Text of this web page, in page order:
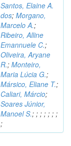
Santos, Elaine A.
dos; Morgano,
Marcelo A.;
Ribeiro, Alline
Emannuele C.;
Oliveira, Aryane
R.; Monteiro,
Maria Lúcia G.;
Mársico, Eliane T.;
Caliari, Márcio;
Soares Júnior,
Manoel S.; ; ; ; ; ; ;
;